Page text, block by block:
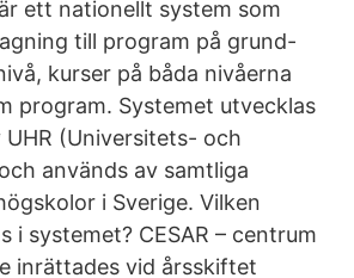
ett nationellt system som
till program på grund-
kurser på båda nivåerna
program. Systemet utvecklas
(Universitets- och
används av samtliga
i Sverige. Vilken
i systemet? CESAR – centrum
inrättades vid årsskiftet